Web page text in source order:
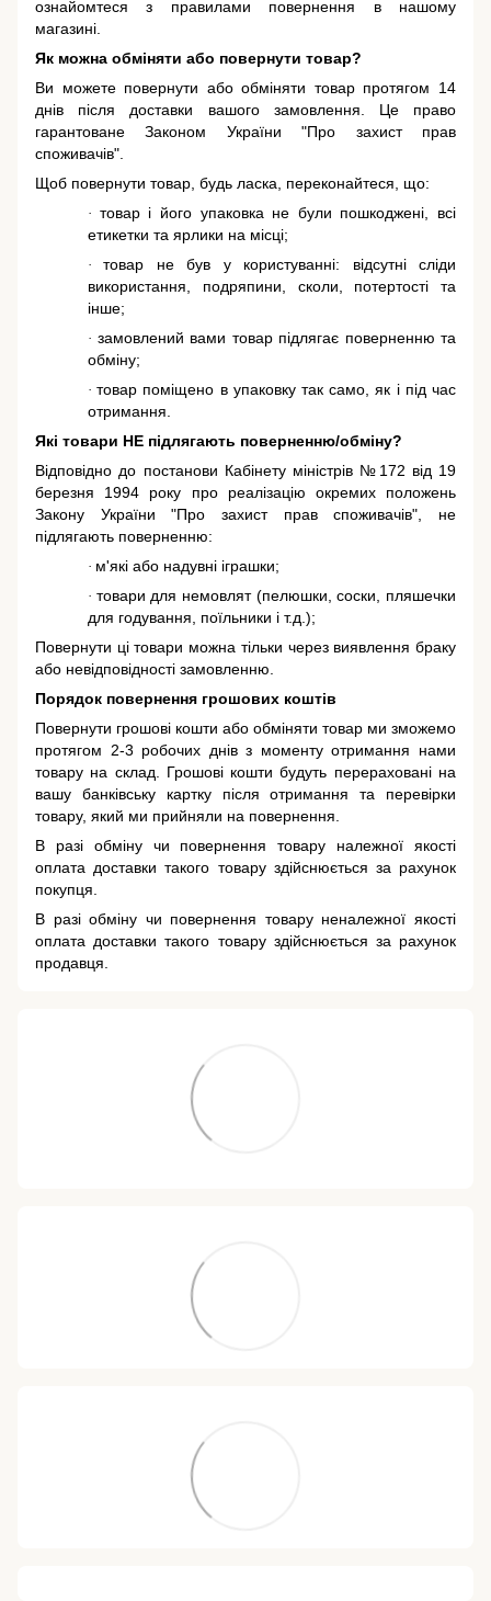
ознайомтеся з правилами повернення в нашому
магазині.
Як можна обміняти або повернути товар?
Ви можете повернути або обміняти товар протягом 14
днів після доставки вашого замовлення. Це право
гарантованеЗаконом України "Про захист прав
споживачів".
Щоб повернути товар, будь ласка, переконайтеся, що:
· товар і його упаковка не були пошкоджені, всі
етикетки та ярлики на місці;
·товар не був у користуванні: відсутні сліди
використання, подряпини, сколи, потертості та
інше;
· замовлений вами товар підлягає поверненню та
обміну;
·товар поміщено в упаковку так само, як і під час
отримання.
Які товари НЕ підлягають поверненню/обміну?
Відповідно до постанови Кабінету міністрів №172 від 19
березня 1994 року про реалізацію окремих положень
Закону України "Про захист прав споживачів", не
підлягають поверненню:
· м'які або надувні іграшки;
· товари для немовлят (пелюшки, соски, пляшечки
для годування, поїльники і т.д.);
Повернути ці товари можна тільки через виявлення браку
або невідповідності замовленню.
Порядок повернення грошових коштів
Повернути грошові кошти або обміняти товар ми зможемо
протягом 2-3 робочих днів з моменту отримання нами
товару на склад. Грошові кошти будуть перераховані на
вашу банківську картку після отримання та перевірки
товару, який ми прийняли на повернення.
В разі обміну чи повернення товару належної якості
оплата доставки такого товару здійснюється за рахунок
покупця.
В разі обміну чи повернення товару неналежної якості
оплата доставки такого товару здійснюється за рахунок
продавця.